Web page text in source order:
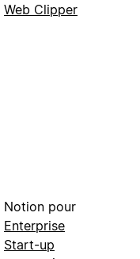
Web Clipper
Notion pour
Enterprise
Start-up